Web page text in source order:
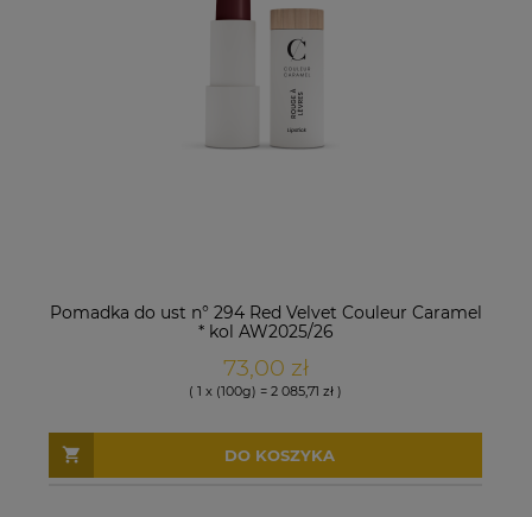
Pomadka do ust n° 294 Red Velvet Couleur Caramel
* kol AW2025/26
73,00 zł
( 1 x (100g) = 2 085,71 zł )
DO KOSZYKA